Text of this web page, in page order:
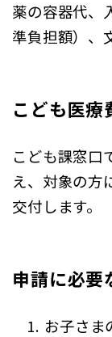
薬の容器代、
準負担額）、
こども医療
こども課窓口
え、対象の方
交付します。
申請に必要
お子さま